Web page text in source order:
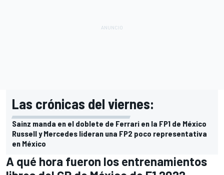
Las crónicas del viernes:
Sainz manda en el doblete de Ferrari en la FP1 de México
Russell y Mercedes lideran una FP2 poco representativa
en México
A qué hora fueron los entrenamientos